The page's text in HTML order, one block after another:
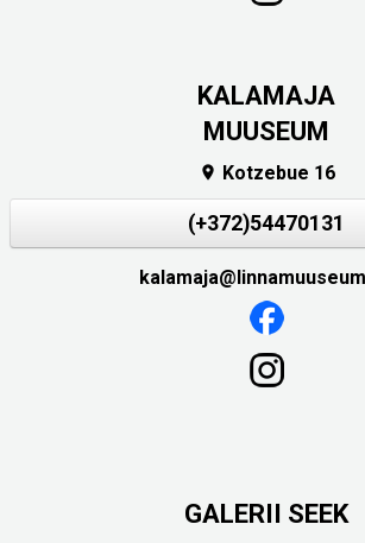
KALAMAJA
MUUSEUM
 Kotzebue 16
(+372)54470131
GALERII SEEK